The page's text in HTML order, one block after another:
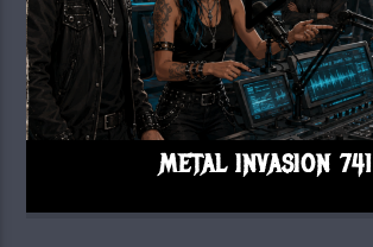
METAL INVASION 741